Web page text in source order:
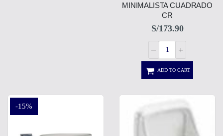
MINIMALISTA CUADRADO
CR
S/173.90
ADD TO CART
-15%